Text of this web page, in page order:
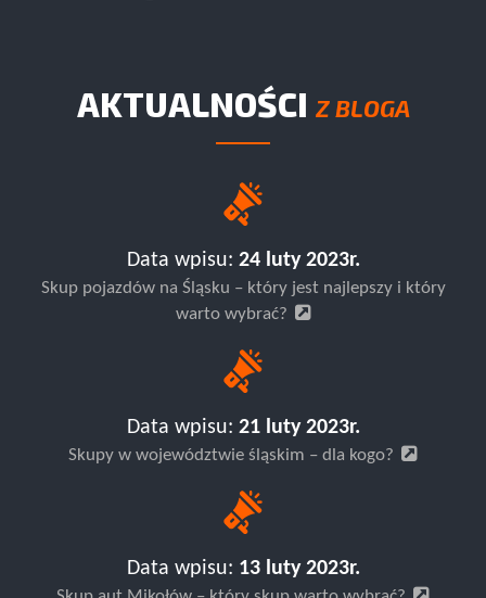
AKTUALNOŚCI Z BLOGA
Data wpisu: 24 luty 2023r.
Skup pojazdów na Śląsku – który jest najlepszy i który
warto wybrać?
Data wpisu: 21 luty 2023r.
Skupy w województwie śląskim – dla kogo?
Data wpisu: 13 luty 2023r.